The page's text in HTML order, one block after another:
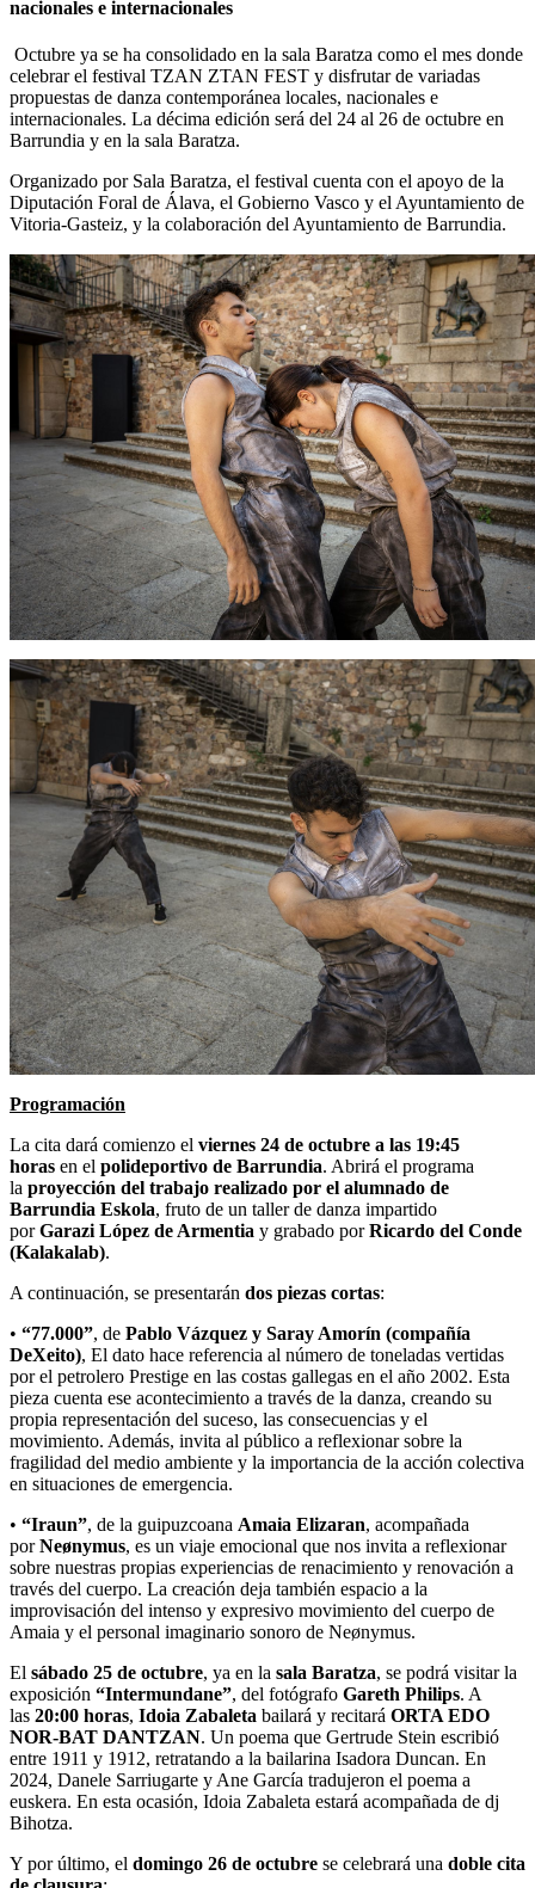
nacionales e internacionales
Octubre ya se ha consolidado en la sala Baratza como el mes donde
celebrar el festival TZAN ZTAN FEST y disfrutar de variadas
propuestas de danza contemporánea locales, nacionales e
internacionales. La décima edición será del 24 al 26 de octubre en
Barrundia y en la sala Baratza.
Organizado por Sala Baratza, el festival cuenta con el apoyo de la
Diputación Foral de Álava, el Gobierno Vasco y el Ayuntamiento de
Vitoria-Gasteiz, y la colaboración del Ayuntamiento de Barrundia.
Programación
La cita dará comienzo el viernes 24 de octubre a las 19:45
horas en el polideportivo de Barrundia. Abrirá el programa
la proyección del trabajo realizado por el alumnado de
Barrundia Eskola, fruto de un taller de danza impartido
porGarazi López de Armentia y grabado porRicardo del Conde
(Kalakalab).
A continuación, se presentarán dos piezas cortas:
• “77.000”, de Pablo Vázquez y Saray Amorín (compañía
DeXeito), El dato hace referencia al número de toneladas vertidas
por el petrolero Prestige en las costas gallegas en el año 2002. Esta
pieza cuenta ese acontecimiento a través de la danza, creando su
propia representación del suceso, las consecuencias y el
movimiento. Además, invita al público a reflexionar sobre la
fragilidad del medio ambiente y la importancia de la acción colectiva
en situaciones de emergencia.
• “Iraun”, de la guipuzcoana Amaia Elizaran, acompañada
porNeønymus, es un viaje emocional que nos invita a reflexionar
sobre nuestras propias experiencias de renacimiento y renovación a
través del cuerpo. La creación deja también espacio a la
improvisación del intenso y expresivo movimiento del cuerpo de
Amaia y el personal imaginario sonoro de Neønymus.
El sábado 25 de octubre, ya en la sala Baratza, se podrá visitar la
exposición “Intermundane”, del fotógrafo Gareth Philips. A
las 20:00 horas, Idoia Zabaleta bailará y recitará ORTA EDO
NOR-BAT DANTZAN. Un poema que Gertrude Stein escribió
entre 1911 y 1912, retratando a la bailarina Isadora Duncan. En
2024, Danele Sarriugarte y Ane García tradujeron el poema a
euskera. En esta ocasión, Idoia Zabaleta estará acompañada de dj
Bihotza.
Y por último, el domingo 26 de octubre se celebrará una doble cita